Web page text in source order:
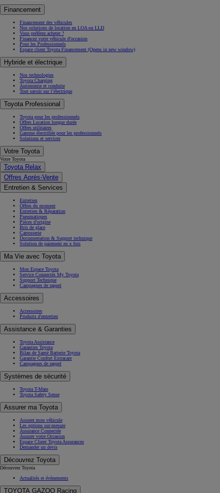
Financement
Financement des véhicules
Nos solutions de location en LOA ou LLD
Vous préférez acheter ?
Financez votre véhicule d'occasion
Pour les Professionnels
Espace client Toyota Financement (Opens in new window)
Hybride et électrique
Nos technologies
Toyota Charging
Autonomie et conduite
Tout savoir sur l’électrique
Toyota Professional
Toyota pour les professionnels
Offres Location longue durée
Offres utilitaires
Gamme électrifiée pour les professionnels
Solutions et services
Votre Toyota
Votre Toyota
Toyota Relax
Offres Après-Vente
Entretien & Services
Entretien
Offres du moment
Entretien & Réparation
Pneumatiques
Pièces d'origine
Bris de glace
Carrosserie
Documentation & Support technique
Solution de paiement en x fois
Ma Vie avec Toyota
Mon Espace Toyota
Service Connectés My Toyota
Support Technique
Campagnes de rappel
Accessoires
Accessoires
Produits d'entretien
Assistance & Garanties
Toyota Assistance
Garanties Toyota
Bilan de Santé Batterie Toyota
Garantie Confort Extracare
Campagnes de rappel
Systèmes de sécurité
Toyota T-Mate
Toyota Safety Sense
Assurer ma Toyota
Assurer mon véhicule
Les options sur-mesure
Assurance Connectée
Assurer votre Occasion
Espace Client Toyota Assurances
Demander un devis
Découvrez Toyota
Découvrez Toyota
Actualités et évènements
TOYOTA GAZOO Racing